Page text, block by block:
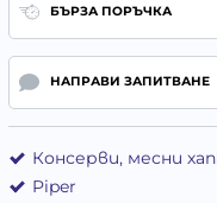
БЪРЗА ПОРЪЧКА
НАПРАВИ ЗАПИТВАНЕ
Консерви, месни
Piper